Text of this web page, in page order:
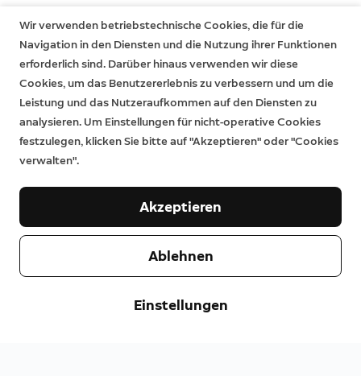
Wir verwenden betriebstechnische Cookies, die für die
Navigation in den Diensten und die Nutzung ihrer Funktionen
erforderlich sind. Darüber hinaus verwenden wir diese
Cookies, um das Benutzererlebnis zu verbessern und um die
Leistung und das Nutzeraufkommen auf den Diensten zu
analysieren. Um Einstellungen für nicht-operative Cookies
festzulegen, klicken Sie bitte auf "Akzeptieren" oder "Cookies
verwalten".
Einstellungen
Ablehnen
Akzeptieren